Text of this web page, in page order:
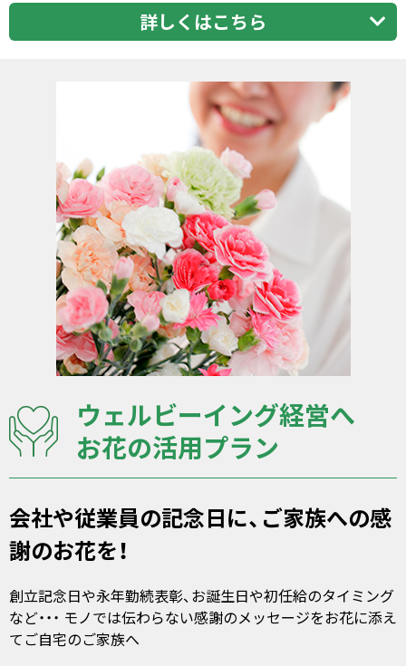
詳しくはこちら
ウェルビーイング経営へ
お花の活用プラン
会社や従業員の記念日に、ご家族への感
謝のお花を！
創立記念日や永年勤続表彰、お誕生日や初任給のタイミング
など・・・ モノでは伝わらない感謝のメッセージをお花に添え
てご自宅のご家族へ